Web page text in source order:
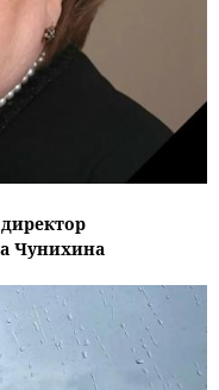
Чунихина